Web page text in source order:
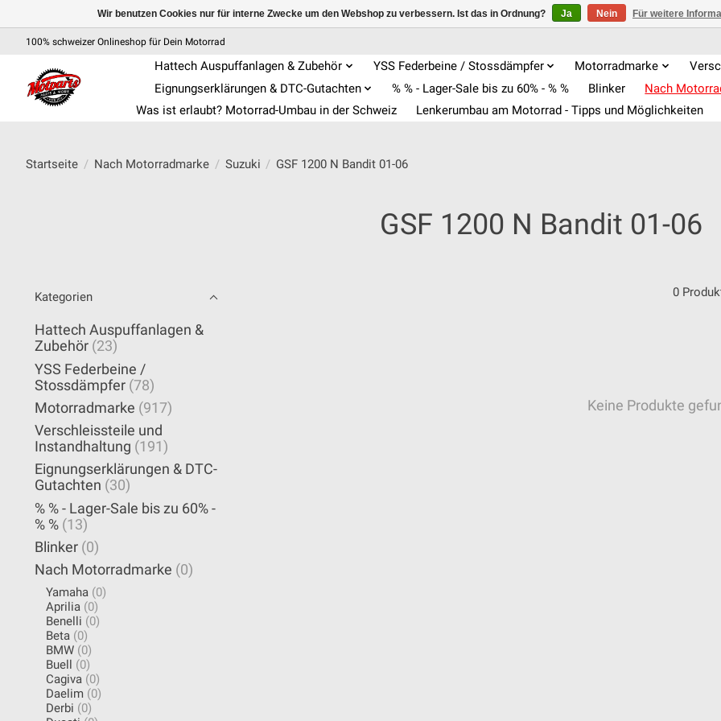
100% schweizer Onlineshop für Dein Motorrad
Hattech Auspuffanlagen & Zubehör YSS Federbeine / Stossdämpfer Motorradmarke
Eignungserklärungen & DTC-Gutachten
% % - Lager-Sale bis zu 60% - % % Blinker Nach
Was ist erlaubt? Motorrad-Umbau in der Schweiz
Lenkerumbau am Motorrad - Tipps und Möglichkeiten
Startseite / Nach Motorradmarke / Suzuki / GSF 1200 N Bandit 01-06
GSF 1200 N Bandit 01-06
Kategorien
Hattech Auspuffanlagen &
Zubehör (23)
YSS Federbeine /
Stossdämpfer (78)
Motorradmarke (917)
Verschleissteile und
Instandhaltung (191)
Eignungserklärungen & DTC-
Gutachten (30)
% % - Lager-Sale bis zu 60% -
% % (13)
Blinker (0)
Nach Motorradmarke (0)
Yamaha (0)
Aprilia (0)
Benelli (0)
Beta (0)
BMW (0)
Buell
(0)
Cagiva (0)
Daelim (0)
Derbi (0)
0
Keine Produkte
Wir benutzen Cookies nur für interne Zwecke um den Webshop zu verbessern. Ist das in Ordnung? Ja Nein Für weitere